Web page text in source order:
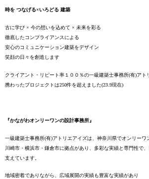
時を つなげる×いろどる 建築
古に学び × 今の想いを込めて × 未来を彩る
徹底したコンプライアンスによる
安心のコミュニケーション建築をデザイン
笑顔の日々を創造します
クライアント・リピート率１００％の一級建築士事務所(有)アト
携わったプロジェクトは250件を超えました(23.9現在)
『かながわオンリーワンの設計事務所』
一級建築士事務所(有)アトリエアイズは、神奈川県でオンリーワ
川崎市・横浜市・鎌倉市に拠点があり、多彩な実績と専門性で、
支えています。
地域密着でありながら、広域展開の実績も豊富な実績があり